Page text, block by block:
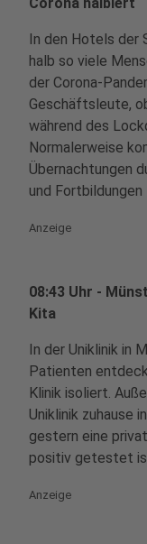
In den Hotels der
halb so viele
der Corona-
Geschäftsleute,
während des
Normalerweise
Übernachtungen
und Fortbildungen
Anzeige
08:43 Uhr -
Kita
In der Uniklinik in
Patienten
Klinik isoliert.
Uniklinik zuhause
gestern eine
positiv getestet
Anzeige